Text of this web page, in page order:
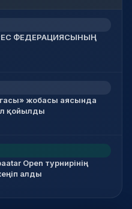
ФЕДЕРАЦИЯСЫНЫҢ
жобасы аясында
қойылды
Open турнирінің
алды